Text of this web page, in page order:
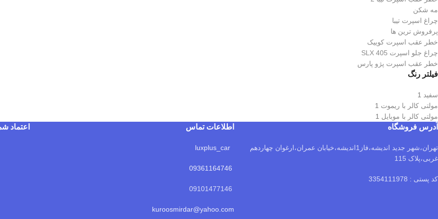
مه شکن
چراغ اسپرت تیبا
پرفروش ترین ها
خطر عقب اسپرت کوییک
چراغ جلو اسپرت 405 SLX
خطر عقب اسپرت پژو پارس
فیلتر رنگ
سفید 1
مولتی کالر با ریموت 1
مولتی کالر با موبایل 1
آدرس فروشگاه
تهران،شهر جدید اندیشه،فاز1اندیشه،خیابان عمران،ارغوان چهاردهم
غربی،پلاک 115
کد پستی : 3354111978
اطلاعات تماس
luxplus_car
09361164746
kuroosmirdar@yahoo.com
اعتماد